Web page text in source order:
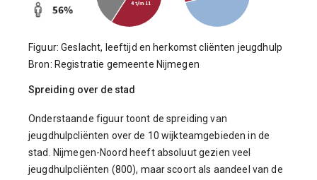
Figuur: Geslacht, leeftijd en herkomst cliënten jeugdhulp
Bron: Registratie gemeente Nijmegen
Spreiding over de stad
Onderstaande figuur toont de spreiding van
jeugdhulpcliënten over de 10 wijkteamgebieden in de
stad. Nijmegen-Noord heeft absoluut gezien veel
jeugdhulpcliënten (800), maar scoort als aandeel van de